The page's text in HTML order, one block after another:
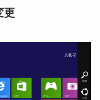
更